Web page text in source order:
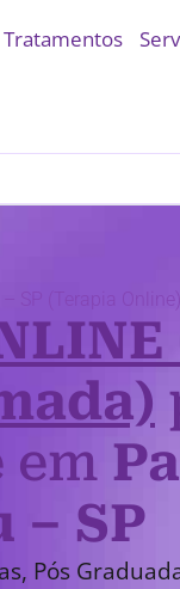
Tratamentos
SP (Terapia Online)
em
– SP
Pós